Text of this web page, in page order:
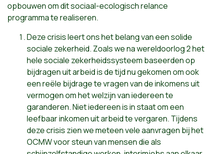
opbouwen om dit sociaal-ecologisch relance
programma te realiseren.
Deze crisis leert ons het belang van een solide
sociale zekerheid. Zoals we na wereldoorlog 2 het
hele sociale zekerheidssysteem baseerden op
bijdragen uit arbeid is de tijd nu gekomen om ook
een reële bijdrage te vragen van de inkomens uit
vermogen om het welzijn van iedereen te
garanderen. Niet iedereen is in staat om een
leefbaar inkomen uit arbeid te vergaren. Tijdens
deze crisis zien we meteen vele aanvragen bij het
OCMW voor steun van mensen die als